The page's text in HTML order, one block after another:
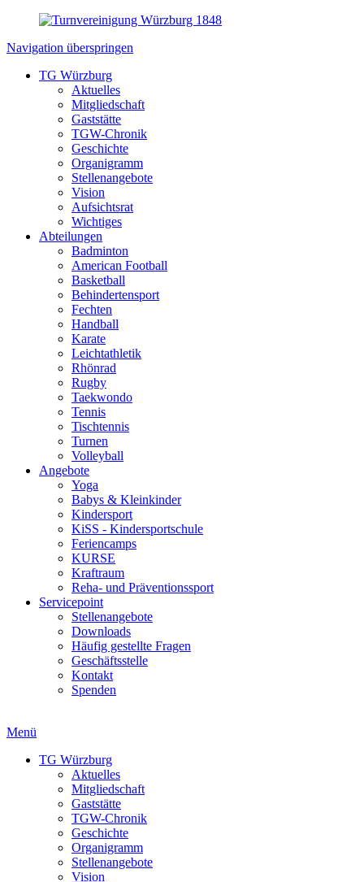
Navigation überspringen
TG Würzburg
Aktuelles
Mitgliedschaft
Gaststätte
TGW-Chronik
Geschichte
Organigramm
Stellenangebote
Vision
Aufsichtsrat
Wichtiges
Abteilungen
Badminton
American Football
Basketball
Behindertensport
Fechten
Handball
Karate
Leichtathletik
Rhönrad
Rugby
Taekwondo
Tennis
Tischtennis
Turnen
Volleyball
Angebote
Yoga
Babys & Kleinkinder
Kindersport
KiSS - Kindersportschule
Feriencamps
KURSE
Kraftraum
Reha- und Präventionssport
Servicepoint
Stellenangebote
Downloads
Häufig gestellte Fragen
Geschäftsstelle
Kontakt
Spenden
Menü
TG Würzburg
Aktuelles
Mitgliedschaft
Gaststätte
TGW-Chronik
Geschichte
Organigramm
Stellenangebote
Vision